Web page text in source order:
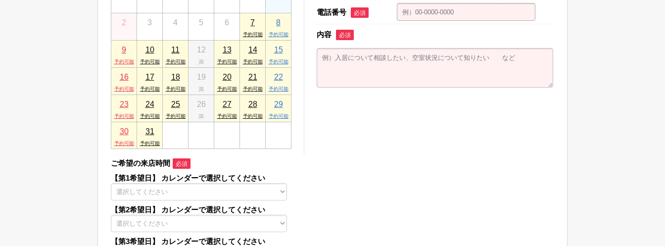
2 3 4 5 6 7 8
9 10 11 12 13 14 15
16 17 18 19 20 21 22
23 24 25 26 27 28 29
30 31
ご希望の来店時間 必須
【第1希望日】 カレンダーで選択してください
【第2希望日】 カレンダーで選択してください
【第3希望日】 カレンダーで選択してください
電話番号 必須
内容 必須